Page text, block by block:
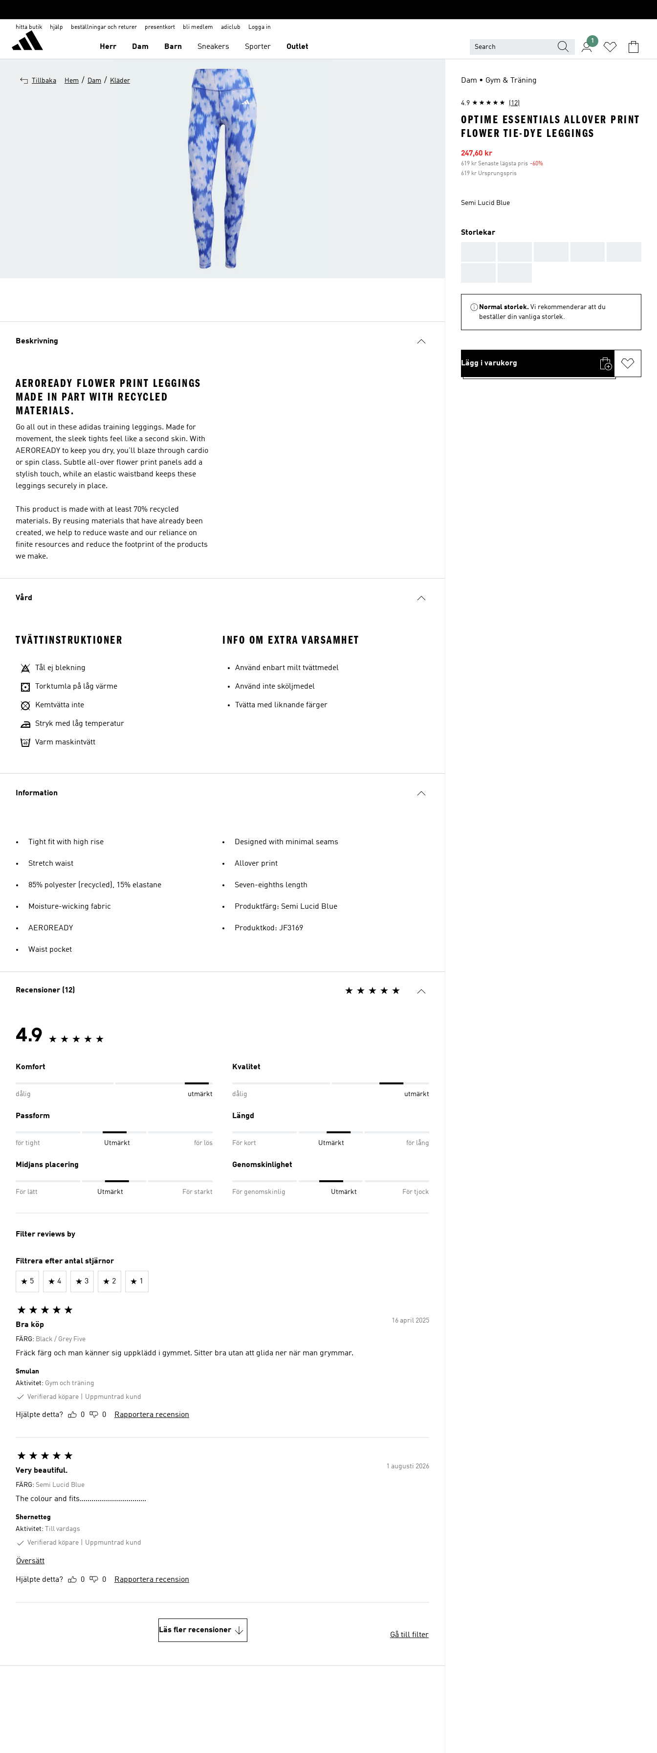
hitta butik hjälp beställningar och returer presentkort bli medlem adiclub Logga in
Herr Dam Barn Sneakers Sporter Outlet
1
Tillbaka Hem / Dam / Kläder
Beskrivning
AEROREADY FLOWER PRINT LEGGINGS
MADE IN PART WITH RECYCLED
MATERIALS.
Go all out in these adidas training leggings. Made for
movement, the sleek tights feel like a second skin. With
AEROREADY to keep you dry, you'll blaze through cardio
or spin class. Subtle all-over flower print panels add a
stylish touch, while an elastic waistband keeps these
leggings securely in place.
This product is made with at least 70% recycled
materials. By reusing materials that have already been
created, we help to reduce waste and our reliance on
finite resources and reduce the footprint of the products
we make.
Vård
TVÄTTINSTRUKTIONER
Tål ej blekning
Torktumla på låg värme
Kemtvätta inte
Stryk med låg temperatur
Varm maskintvätt
INFO OM EXTRA VARSAMHET
Använd enbart milt tvättmedel
Använd inte sköljmedel
Tvätta med liknande färger
Information
Tight fit with high rise
Stretch waist
85% polyester (recycled), 15% elastane
Moisture-wicking fabric
AEROREADY
Waist pocket
Designed with minimal seams
Allover print
Seven-eighths length
Produktfärg: Semi Lucid Blue
Produktkod: JF3169
Recensioner (12)
4.9
Komfort
dålig utmärkt
Kvalitet
dålig utmärkt
Passform
för tight Utmärkt för lös
Längd
För kort Utmärkt för lång
Midjans placering
För lätt Utmärkt För starkt
Genomskinlighet
För genomskinlig Utmärkt För tjock
Filter reviews by
Filtrera efter antal stjärnor
5 4 3 2 1
16 april 2025
Bra köp
FÄRG: Black / Grey Five
Fräck färg och man känner sig uppklädd i gymmet. Sitter bra utan att glida ner när man grymmar.
Smulan
Aktivitet: Gym och träning
Verifierad köpare
Uppmuntrad kund
Hjälpte detta? 0 0 Rapportera recension
1 augusti 2026
Very beautiful.
FÄRG: Semi Lucid Blue
The colour and fits..................................
Shernetteg
Aktivitet:
Till vardags
Verifierad köpare
Uppmuntrad kund
Översätt
Hjälpte detta? 0 0 Rapportera recension
Läs fler recensioner
Gå till filter
Dam • Gym & Träning
4.9 (12)
OPTIME ESSENTIALS ALLOVER PRINT
FLOWER TIE-DYE LEGGINGS
Reapris
247,60 kr
619 kr Senaste lägsta pris -60%
619 kr Ursprungspris
Semi Lucid Blue
Storlekar
Normal storlek. Vi rekommenderar att du
beställer din vanliga storlek.
Lägg i varukorg